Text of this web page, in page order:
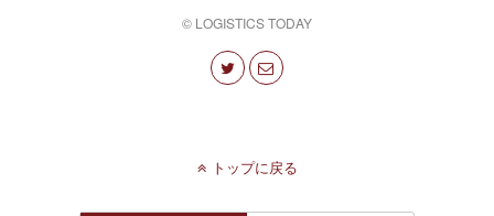
© LOGISTICS TODAY
トップに戻る